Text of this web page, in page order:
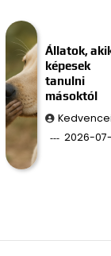
Állatok,
képesek
tanulni
másoktól
2026-